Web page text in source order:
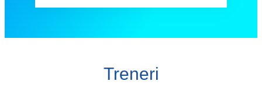
Treneri